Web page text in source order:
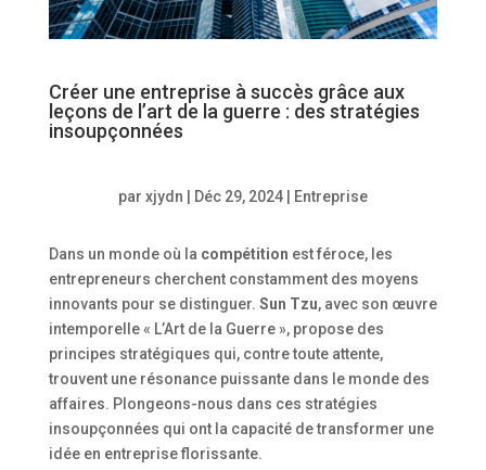
Créer une entreprise à succès grâce aux
leçons de l’art de la guerre : des stratégies
insoupçonnées
par xjydn | Déc 29, 2024| Entreprise
Dans un monde où la compétition est féroce, les
entrepreneurs cherchent constamment des moyens
innovants pour se distinguer. Sun Tzu, avec son œuvre
intemporelle « L’Art de la Guerre », propose des
principes stratégiques qui, contre toute attente,
trouvent une résonance puissante dans le monde des
affaires. Plongeons-nous dans ces stratégies
insoupçonnées qui ont la capacité de transformer une
idée en entreprise florissante.